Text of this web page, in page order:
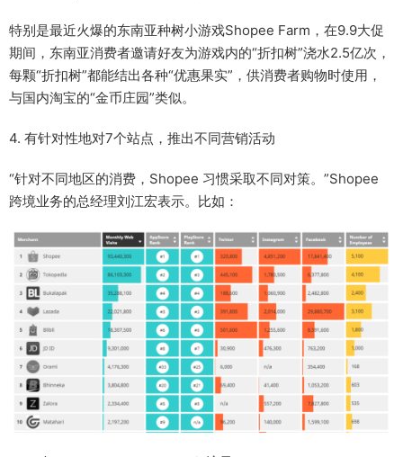
特别是最近火爆的东南亚种树小游戏Shopee Farm，在9.9大促
期间，东南亚消费者邀请好友为游戏内的“折扣树”浇水2.5亿次，
每颗“折扣树”都能结出各种“优惠果实”，供消费者购物时使用，
与国内淘宝的“金币庄园”类似。
4. 有针对性地对7个站点，推出不同营销活动
“针对不同地区的消费，Shopee 习惯采取不同对策。”Shopee
跨境业务的总经理刘江宏表示。比如：